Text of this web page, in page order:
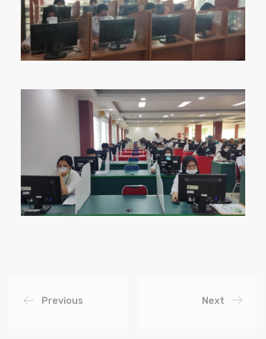
Previous Next